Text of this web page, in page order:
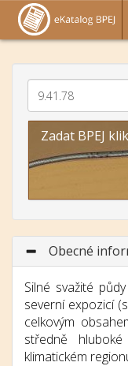
Zadat BPEJ
Obecné
Silné svažité
severní expozicí
celkovým
středně
klimatickém